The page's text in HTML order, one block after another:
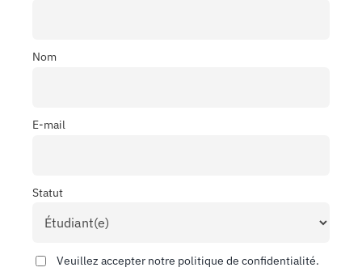
Nom
E-mail
Statut
Veuillez accepter notre politique de confidentialité.